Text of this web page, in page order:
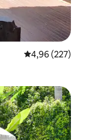
Gemiddelde
4,96 (227)